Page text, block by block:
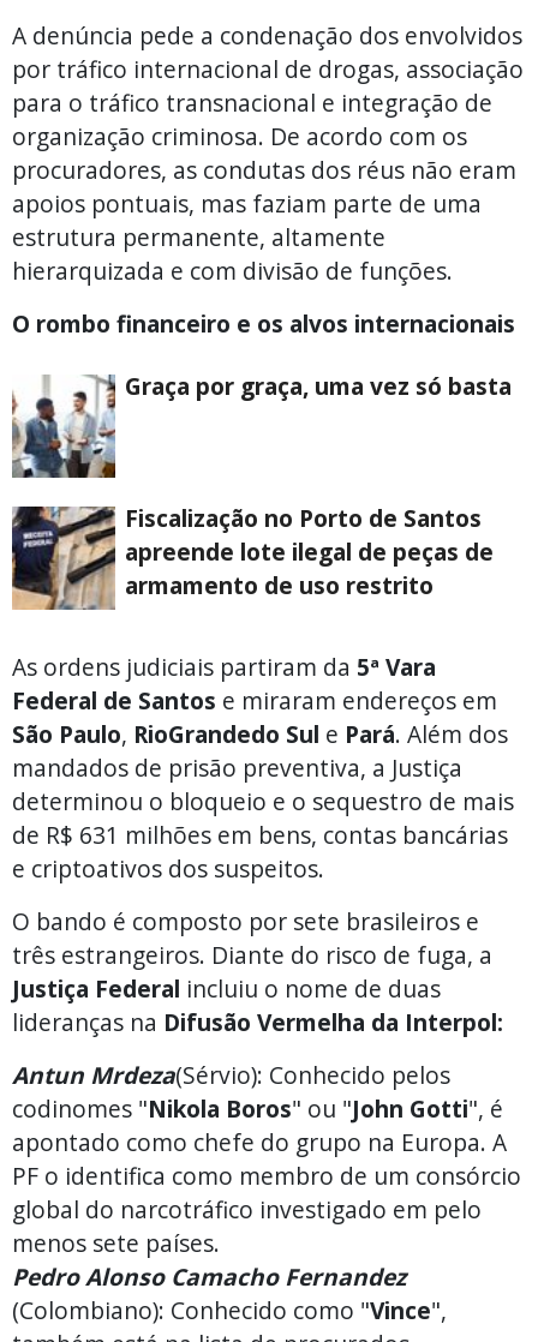
A denúncia pede a condenação dos envolvidos
por tráfico internacional de drogas, associação
para o tráfico transnacional e integração de
organização criminosa. De acordo com os
procuradores, as condutas dos réus não eram
apoios pontuais, mas faziam parte de uma
estrutura permanente, altamente
hierarquizada e com divisão de funções.
O rombo financeiro e os alvos internacionais
Graça por graça, uma vez só basta
Fiscalização no Porto de Santos
apreende lote ilegal de peças de
armamento de uso restrito
As ordens judiciais partiram da 5ª Vara
Federal de Santos e miraram endereços em
São Paulo, RioGrandedo Sul e Pará. Além dos
mandados de prisão preventiva, a Justiça
determinou o bloqueio e o sequestro de mais
de R$ 631 milhões em bens, contas bancárias
e criptoativos dos suspeitos.
O bando é composto por sete brasileiros e
três estrangeiros. Diante do risco de fuga, a
Justiça Federal incluiu o nome de duas
lideranças na Difusão Vermelha da Interpol:
Antun Mrdeza(Sérvio): Conhecido pelos
codinomes "Nikola Boros" ou "John Gotti", é
apontado como chefe do grupo na Europa. A
PF o identifica como membro de um consórcio
global do narcotráfico investigado em pelo
menos sete países.
Pedro Alonso Camacho Fernandez
(Colombiano): Conhecido como "Vince",